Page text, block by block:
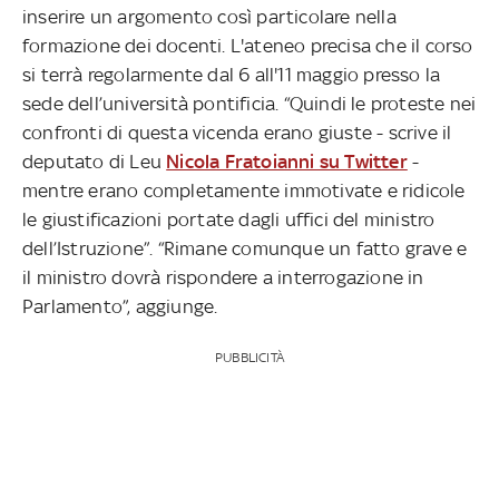
inserire un argomento così particolare nella
formazione dei docenti. L'ateneo precisa che il corso
si terrà regolarmente dal 6 all'11 maggio presso la
sede dell’università pontificia. “Quindi le proteste nei
confronti di questa vicenda erano giuste - scrive il
deputato di Leu Nicola Fratoianni su Twitter-
mentre erano completamente immotivate e ridicole
le giustificazioni portate dagli uffici del ministro
dell’Istruzione”. “Rimane comunque un fatto grave e
il ministro dovrà rispondere a interrogazione in
Parlamento”, aggiunge.
PUBBLICITÀ